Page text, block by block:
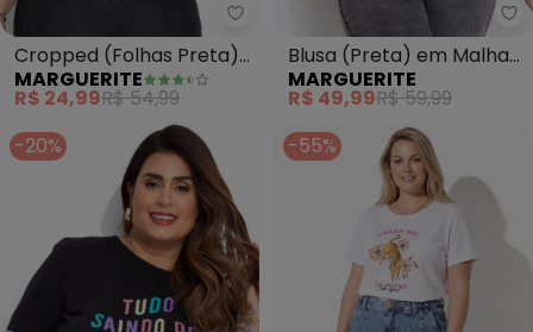
Marguerite - Cropped (Folhas
Cropped (Folhas Preta)
com Transparência Plus
Size
MARGUERITE
R$ 24,99R$ 54,99
Blusa (Preta) em Malha
de Poliéster
MARGUERITE
R$ 49,99R$ 59,99
-20%
-55%